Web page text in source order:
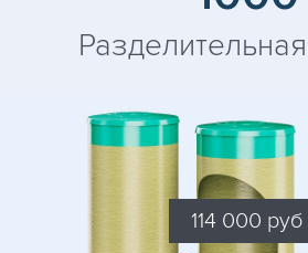
114 000 руб